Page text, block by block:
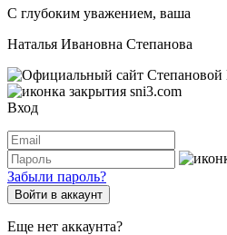
С глубоким уважением, ваша
Наталья Ивановна Степанова
Вход
Забыли пароль?
Войти в аккаунт
Еще нет аккаунта?